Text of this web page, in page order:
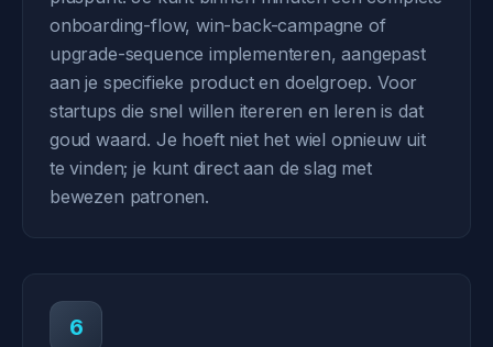
onboarding-flow, win-back-campagne of
upgrade-sequence implementeren, aangepast
aan je specifieke product en doelgroep. Voor
startups die snel willen itereren en leren is dat
goud waard. Je hoeft niet het wiel opnieuw uit
te vinden; je kunt direct aan de slag met
bewezen patronen.
6